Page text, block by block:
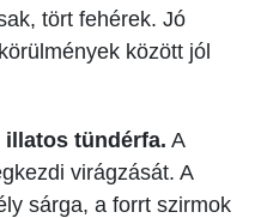
tört fehérek. Jó
között jól
illatos tündérfa. A
virágzását. A
sárga, a forrt szirmok